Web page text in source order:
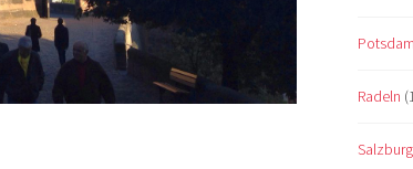
Potsdam
Radeln
Salzburg